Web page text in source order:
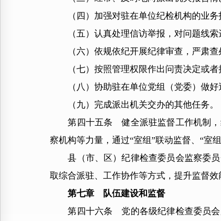
（四）加强对驻在单位纪检机构的业务
（五）认真处理信访举报，对问题线索
（六）依规依纪开展纪律审查，严肃查
（七）按照管理权限作出问责决定或者
（八）协助驻在单位党组（党委）做好
（九）完成派出机关交办的其他任务。
第四十五条 健全派驻监督工作机制，
察机构等力量，通过“室组”联动监督、“室
县（市、区）纪律检查委员会监察委员
取综合派驻、工作协作等方式，提升监督效
第七章 队伍建设和监督
第四十六条 党的各级纪律检查委员会